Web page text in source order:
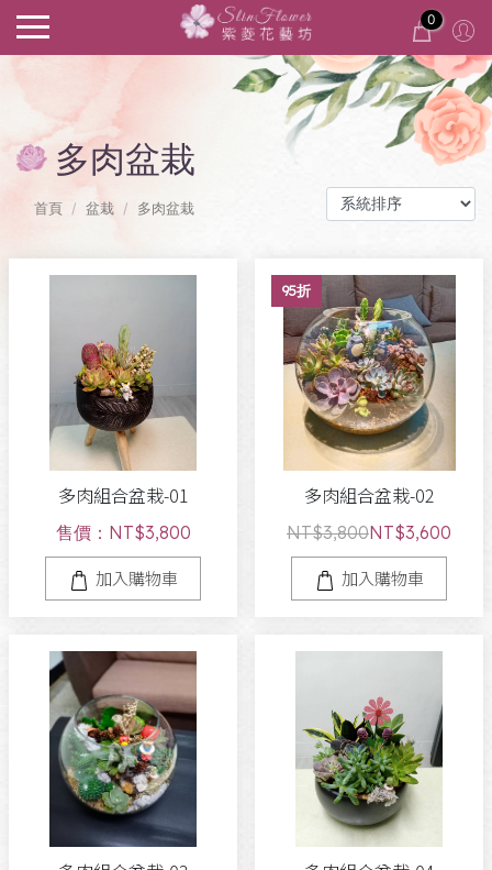
0
多肉盆栽
首頁 盆栽 多肉盆栽
多肉組合盆栽-01
售價：NT$3,800
加入購物車
95折
多肉組合盆栽-02
NT$3,800NT$3,600
加入購物車